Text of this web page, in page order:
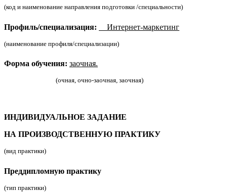
(код и наименование направления подготовки /специальности)
Профиль/специализация: Интернет-маркетинг
(наименование профиля/специализации)
Форма обучения: заочная.
(очная, очно-заочная, заочная)
ИНДИВИДУАЛЬНОЕ ЗАДАНИЕ
НА ПРОИЗВОДСТВЕННУЮ ПРАКТИКУ
(вид практики)
Преддипломную практику
(тип практики)